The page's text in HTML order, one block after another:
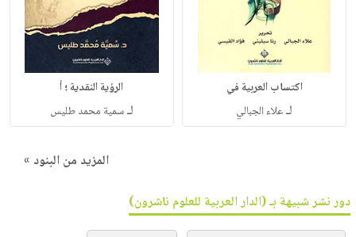
اكتساب العربية في
لـعلاء الجبالي
الرؤية النقدية ؛ أ
لـسمية محمد طليس
المزيد من البنود »
دور نشر شبيهة بـ (الدار العربية للعلوم ناشرون)